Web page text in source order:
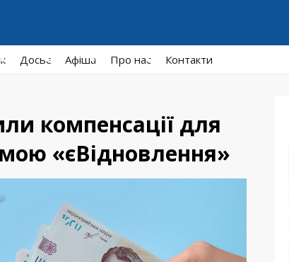
Досьє Афiша Про нас Контакти
компенсації для
«єВідновлення»